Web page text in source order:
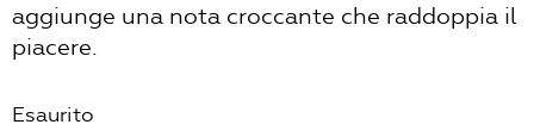
aggiunge una nota croccante che raddoppia il
piacere.
Esaurito